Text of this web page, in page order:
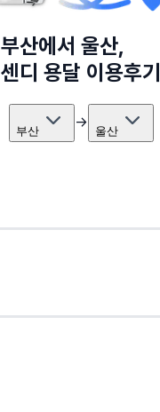
부산에서 울산,
센디 용달 이용후기
부산 → 울산